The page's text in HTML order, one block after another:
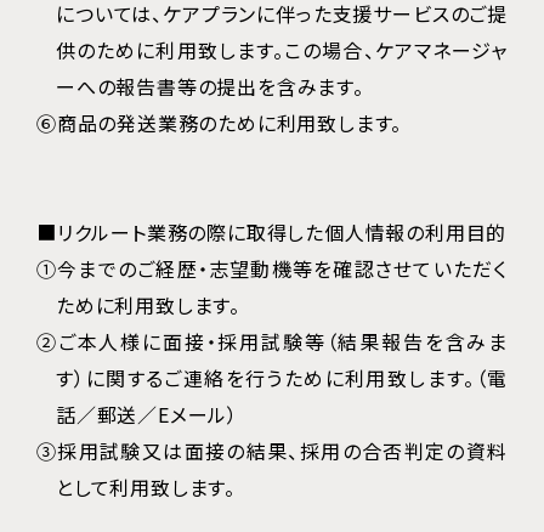
については、ケアプランに伴った支援サービスのご提
供のために利用致します。この場合、ケアマネージャ
ーへの報告書等の提出を含みます。
⑥商品の発送業務のために利用致します。
■リクルート業務の際に取得した個人情報の利用目的
①今までのご経歴・志望動機等を確認させていただく
ために利用致します。
②ご本人様に面接・採用試験等（結果報告を含みま
す）に関するご連絡を行うために利用致します。（電
話／郵送／Eメール）
③採用試験又は面接の結果、採用の合否判定の資料
として利用致します。